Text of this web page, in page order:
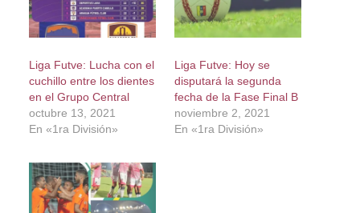
Liga Futve: Lucha con el
cuchillo entre los dientes
en el Grupo Central
octubre 13, 2021
En «1ra División»
Liga Futve: Hoy se
disputará la segunda
fecha de la Fase Final B
noviembre 2, 2021
En «1ra División»